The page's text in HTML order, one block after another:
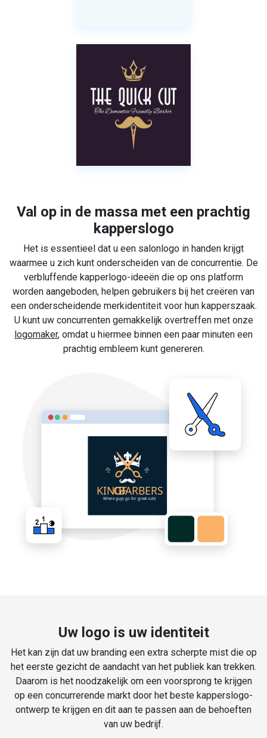
Val op in de massa met een prachtig
kapperslogo
Het is essentieel dat u een salonlogo in handen krijgt
waarmee u zich kunt onderscheiden van de concurrentie. De
verbluffende kapperlogo-ideeën die op ons platform
worden aangeboden, helpen gebruikers bij het creëren van
een onderscheidende merkidentiteit voor hun kapperszaak.
U kunt uw concurrenten gemakkelijk overtreffen met onze
logomaker, omdat u hiermee binnen een paar minuten een
prachtig embleem kunt genereren.
Uw logo is uw identiteit
Het kan zijn dat uw branding een extra scherpte mist die op
het eerste gezicht de aandacht van het publiek kan trekken.
Daarom is het noodzakelijk om een voorsprong te krijgen
op een concurrerende markt door het beste kapperslogo-
ontwerp te krijgen en dit aan te passen aan de behoeften
van uw bedrijf.